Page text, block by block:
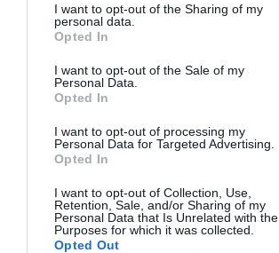
I want to opt-out of the Sharing of my
personal data.
Opted In
I want to opt-out of the Sale of my
Personal Data.
Opted In
I want to opt-out of processing my
Personal Data for Targeted Advertising.
Opted In
I want to opt-out of Collection, Use,
Retention, Sale, and/or Sharing of my
Personal Data that Is Unrelated with the
Purposes for which it was collected.
Opted Out